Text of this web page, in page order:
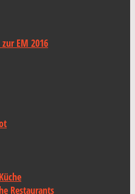
EM 2016
Restaurants